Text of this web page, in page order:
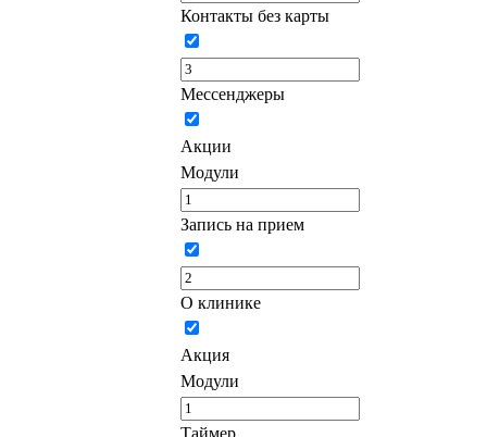
Контакты без карты
Мессенджеры
Акции
Модули
Запись на прием
О клинике
Акция
Модули
Таймер